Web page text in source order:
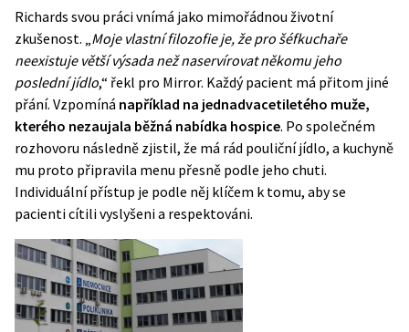
Richards svou práci vnímá jako mimořádnou životní
zkušenost. „Moje vlastní filozofie je, že pro šéfkuchaře
neexistuje větší výsada než naservírovat někomu jeho
poslední jídlo,“ řekl pro Mirror. Každý pacient má přitom jiné
přání. Vzpomíná například na jednadvacetiletého muže,
kterého nezaujala běžná nabídka hospice. Po společném
rozhovoru následně zjistil, že má rád pouliční jídlo, a kuchyně
mu proto připravila menu přesně podle jeho chuti.
Individuální přístup je podle něj klíčem k tomu, aby se
pacienti cítili vyslyšeni a respektováni.